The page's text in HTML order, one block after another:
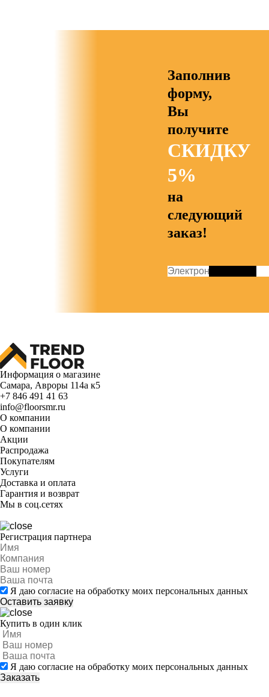
Заполнив
форму,
Вы
получите
СКИДКУ
5%
на
следующий
заказ!
Информация о магазине
Самара, Авроры 114а к5
+7 846 491 41 63
info@floorsmr.ru
О компании
О компании
Акции
Распродажа
Покупателям
Услуги
Доставка и оплата
Гарантия и возврат
Мы в соц.сетях
Регистрация партнера
Я даю согласие на обработку моих персональных данных
Купить в один клик
Я даю согласие на обработку моих персональных данных